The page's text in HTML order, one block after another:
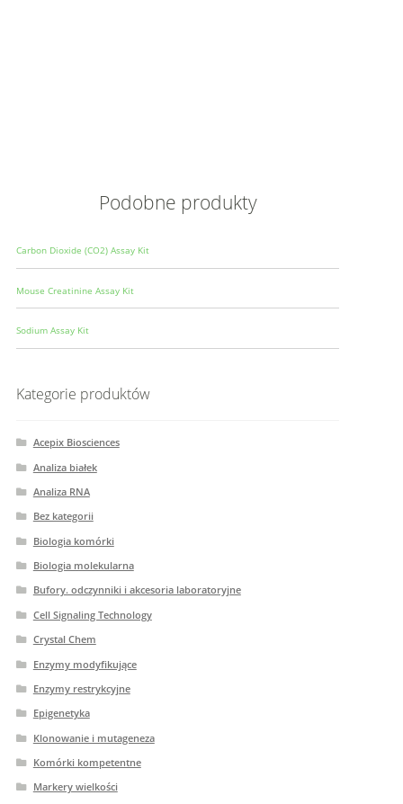
Podobne produkty
Carbon Dioxide (CO2) Assay Kit
Mouse Creatinine Assay Kit
Sodium Assay Kit
Kategorie produktów
Acepix Biosciences
Analiza białek
Analiza RNA
Bez kategorii
Biologia komórki
Biologia molekularna
Bufory. odczynniki i akcesoria laboratoryjne
Cell Signaling Technology
Crystal Chem
Enzymy modyfikujące
Enzymy restrykcyjne
Epigenetyka
Klonowanie i mutageneza
Komórki kompetentne
Markery wielkości